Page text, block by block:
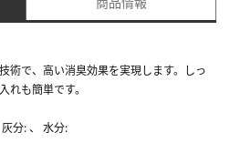
術で、高い消臭効果を実現します。しっ
れも簡単です。
分: 、 水分: